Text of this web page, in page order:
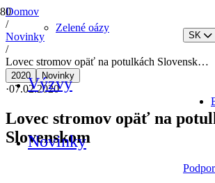
Zelené oázy
Výzvy
Novinky
SK
Domov
/
Novinky
/
Lovec stromov opäť na potulkách Slovensk…
2020 Novinky
·07.02.2020
Lovec stromov opäť na
Slovenskom